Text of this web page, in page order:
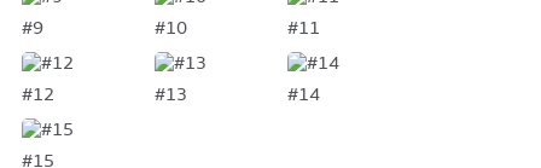
#9 #10 #11
#12 #13 #14
#15